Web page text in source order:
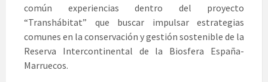
común experiencias dentro del proyecto
“Transhábitat” que buscar impulsar estrategias
comunes en la conservación y gestión sostenible de la
Reserva Intercontinental de la Biosfera España-
Marruecos.